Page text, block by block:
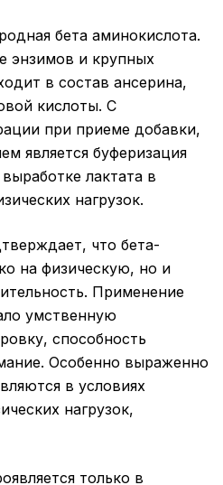
бета аминокислота.
энзимов и крупных
в состав ансерина,
кислоты. С
при приеме добавки,
является буферизация
лактата в
нагрузок.
что бета-
на физическую, но и
Применение
умственную
способность
Особенно выраженно
в условиях
нагрузок,
только в